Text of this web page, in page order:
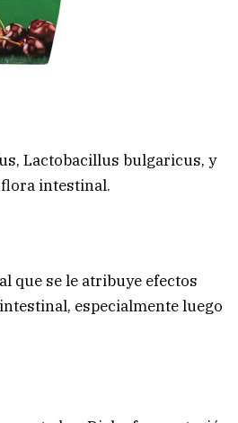
Lactobacillus bulgaricus, y
intestinal.
que se le atribuye efectos
especialmente luego